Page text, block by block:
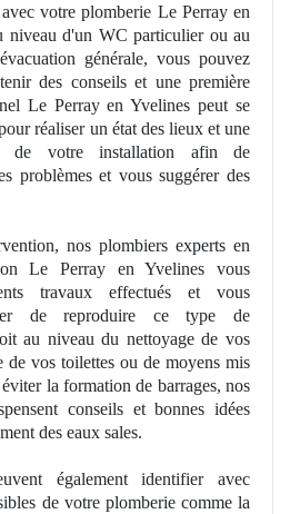
votre plomberie Le Perray en
niveau d'un WC particulier ou au
vacuation générale, vous pouvez
des conseils et une première
Le Perray en Yvelines peut se
réaliserun état des lieux et une
de votre installation afin de
problèmes et vous suggérer des
, nos plombiersexperts en
Le Perray en Yvelines vous
travaux effectués et vous
de reproduire ce type de
au niveau du nettoyage de vos
de vos toilettes ou de moyens mis
la formation de barrages, nos
conseils et bonnes idées
des eaux sales.
également identifier avec
de votre plomberie comme la